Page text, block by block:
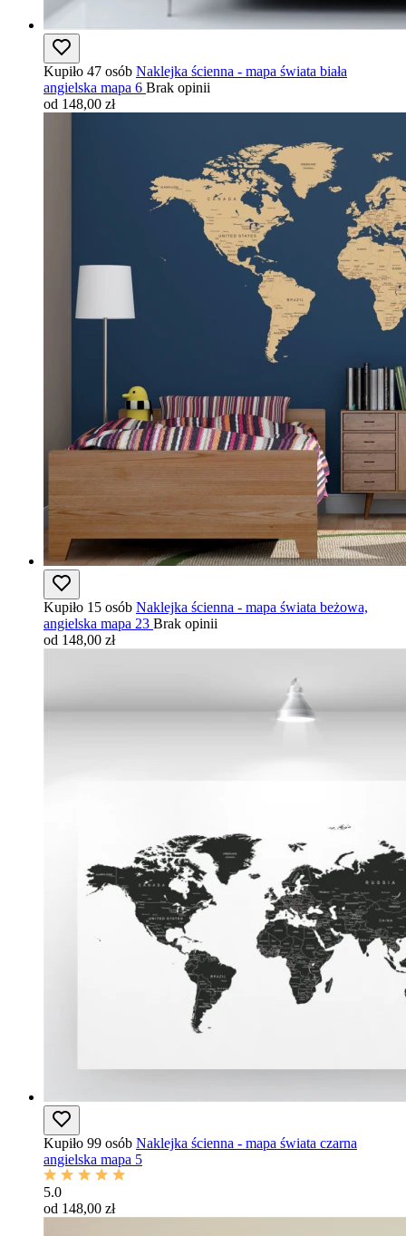
Kupiło 47 osób Naklejka ścienna - mapa świata biała
angielska mapa 6 Brak opinii
od 148,00 zł
Kupiło 15 osób Naklejka ścienna - mapa świata beżowa,
angielska mapa 23 Brak opinii
od 148,00 zł
Kupiło 99 osób Naklejka ścienna - mapa świata czarna
angielska mapa 5
5.0
od 148,00 zł